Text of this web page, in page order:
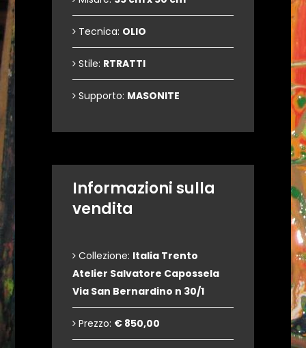
Tecnica: OLIO
Stile: RTRATTI
Supporto: MASONITE
Informazioni sulla
vendita
Collezione: Italia Trento
Atelier Salvatore Capossela
Via San Bernardino n 30/1
Prezzo: € 850,00